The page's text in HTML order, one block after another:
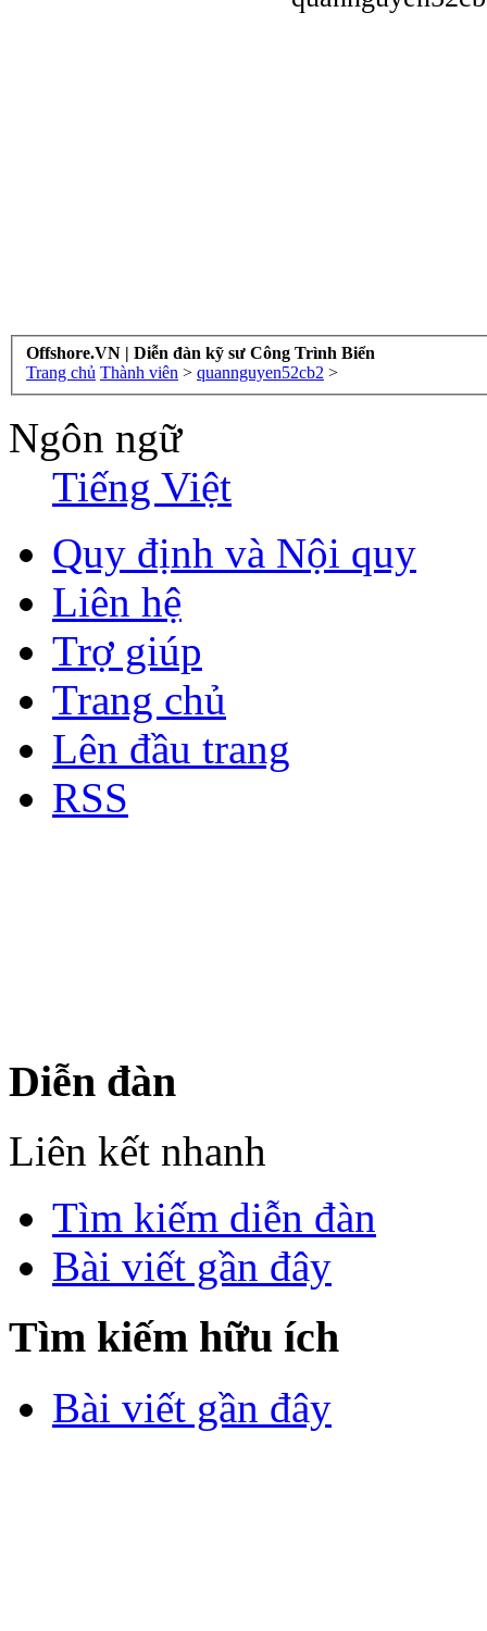
Offshore.VN | Diễn đàn kỹ sư Công Trình Biển
Trang chủ Thành viên > quannguyen52cb2 >
Ngôn ngữ
Tiếng Việt
Quy định và Nội quy
Liên hệ
Trợ giúp
Trang chủ
Lên đầu trang
RSS
Diễn đàn
Liên kết nhanh
Tìm kiếm diễn đàn
Bài viết gần đây
Tìm kiếm hữu ích
Bài viết gần đây